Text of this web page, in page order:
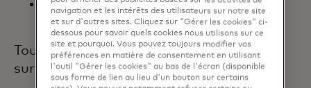
Andorre (pour les transactions avec
les pays mentionnés ci-dessus).
Toute modification sera aussitôt publiée
sur ce site Web.
navigation et les intérêts des utilisateurs sur notre site
et sur d'autres sites. Cliquez sur "Gérer les cookies" ci-
dessous pour savoir quels cookies nous utilisons sur ce
site et pourquoi. Vous pouvez toujours modifier vos
préférences en matière de consentement en utilisant
l'outil "Gérer les cookies" au bas de l'écran (disponible
sous forme de lien au lieu d'un bouton sur certains